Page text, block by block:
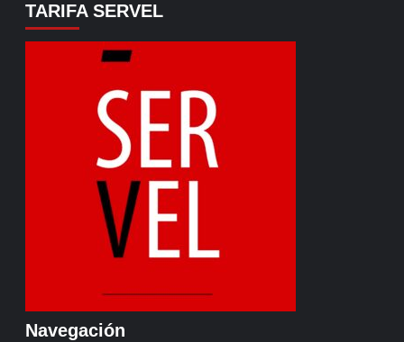
TARIFA SERVEL
Navegación